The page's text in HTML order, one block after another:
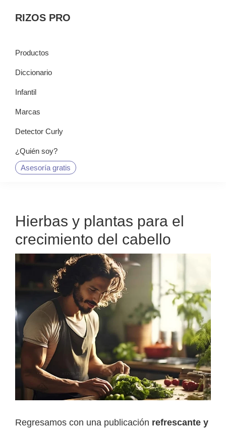
navegación
principal
barra
RIZOS PRO
Productos
Diccionario
Infantil
Marcas
Detector Curly
¿Quién soy?
Asesoría gratis
Hierbas y plantas para el
crecimiento del cabello
Regresamos con una publicación refrescante y